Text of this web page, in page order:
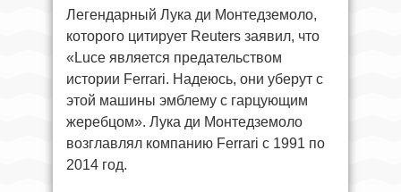
Легендарный Лука ди Монтедземоло,
которого цитирует Reuters заявил, что
«Luce является предательством
истории Ferrari. Надеюсь, они уберут с
этой машины эмблему с гарцующим
жеребцом». Лука ди Монтедземоло
возглавлял компанию Ferrari с 1991 по
2014 год.